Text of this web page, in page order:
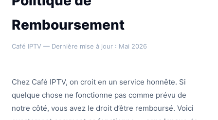
Remboursement
Café IPTV — Dernière mise à jour : Mai 2026
Chez Café IPTV, on croit en un service honnête. Si
quelque chose ne fonctionne pas comme prévu de
notre côté, vous avez le droit d’être remboursé. Voici